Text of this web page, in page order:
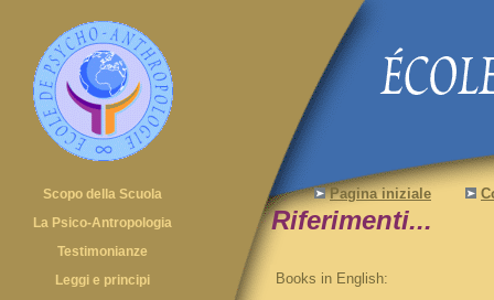
Pagina iniziale
Riferimenti...
Books in English:
Scopo della Scuola
La Psico-Antropologia
Testimonianze
Leggi e principi